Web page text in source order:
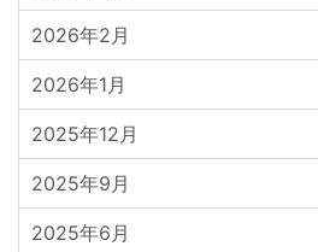
2026年2月
2026年1月
2025年12月
2025年9月
2025年6月